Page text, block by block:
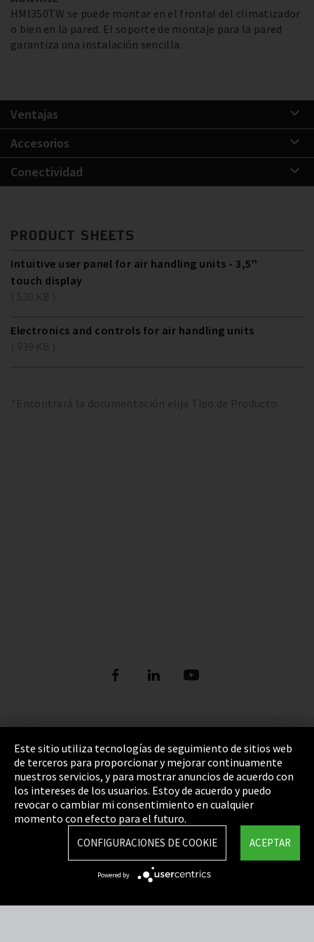
HMI350TW se puede montar en el frontal del climatizador
o bien en la pared. El soporte de montaje para la pared
garantiza una instalación sencilla.
Ventajas
Accesorios
Conectividad
PRODUCT SHEETS
Intuitive user panel for air handling units - 3,5''
touch display
Electronics and controls for air handling units
*Encontrará la documentación elija Tipo de Producto
Pie de imprenta
Política de privacidad
Cookie Settings
Términos y Condiciones
Mapa del sitio
Integrity Line
Este sitio utiliza tecnologías de seguimiento de sitios web
de terceros para proporcionar y mejorar continuamente
nuestros servicios, y para mostrar anuncios de acuerdo con
los intereses de los usuarios. Estoy de acuerdo y puedo
revocar o cambiar mi consentimiento en cualquier
momento con efecto para el futuro.
ACEPTAR
CONFIGURACIONES DE COOKIE
Powered by